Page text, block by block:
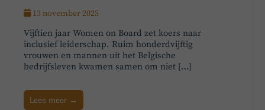
13 november 2025
Vijftien jaar Women on Board zet koers naar
inclusief leiderschap. Ruim honderdvijftig
vrouwen en mannen uit het Belgische
bedrijfsleven kwamen samen om niet […]
Lees meer →